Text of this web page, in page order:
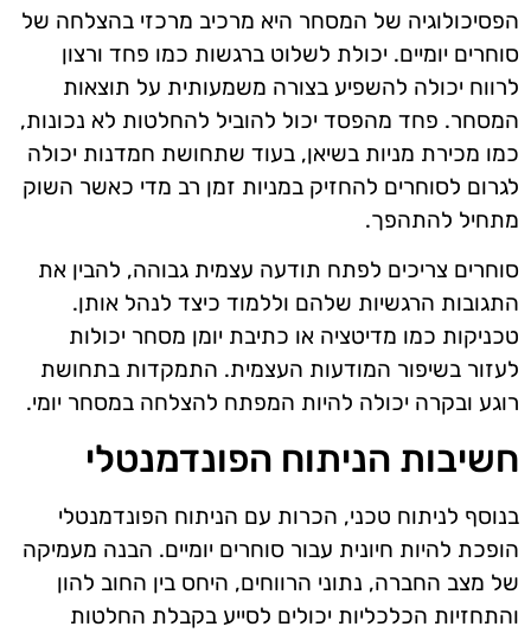
הפסיכולוגיה של המסחר היא מרכיב מרכזי בהצלחה של
סוחרים יומיים. יכולת לשלוט ברגשות כמו פחד ורצון
לרווח יכולה להשפיע בצורה משמעותית על תוצאות
המסחר. פחד מהפסד יכול להוביל להחלטות לא נכונות,
כמו מכירת מניות בשיאן, בעוד שתחושת חמדנות יכולה
לגרום לסוחרים להחזיק במניות זמן רב מדי כאשר השוק
מתחיל להתהפך.
סוחרים צריכים לפתח תודעה עצמית גבוהה, להבין את
התגובות הרגשיות שלהם וללמוד כיצד לנהל אותן.
טכניקות כמו מדיטציה או כתיבת יומן מסחר יכולות
לעזור בשיפור המודעות העצמית. התמקדות בתחושת
רוגע ובקרה יכולה להיות המפתח להצלחה במסחר יומי.
חשיבות הניתוח הפונדמנטלי
בנוסף לניתוח טכני, הכרות עם הניתוח הפונדמנטלי
הופכת להיות חיונית עבור סוחרים יומיים. הבנה מעמיקה
של מצב החברה, נתוני הרווחים, היחס בין החוב להון
והתחזיות הכלכליות יכולים לסייע בקבלת החלטות